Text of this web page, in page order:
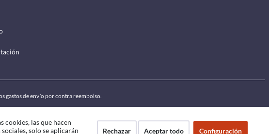
gastos de envío por contra reembolso.
cookies, las que hacen
solo se aplicarán
Rechazar Aceptar todo Configuración